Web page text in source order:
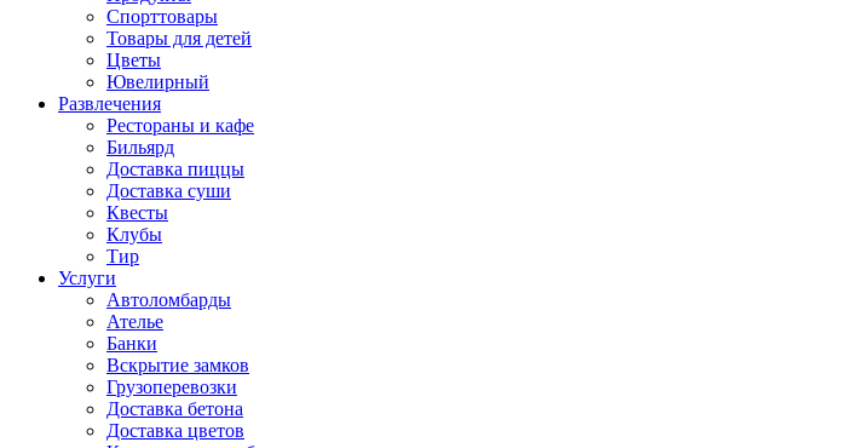
Спорттовары
Товары для детей
Цветы
Ювелирный
Развлечения
Рестораны и кафе
Бильярд
Доставка пиццы
Доставка суши
Квесты
Клубы
Тир
Услуги
Автоломбарды
Ателье
Банки
Вскрытие замков
Грузоперевозки
Доставка бетона
Доставка цветов